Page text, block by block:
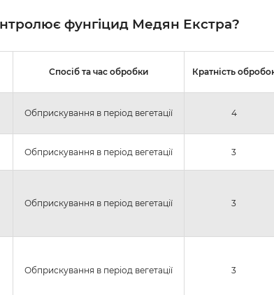
фунгіцид Медян Екстра?
Спосіб та час обробки Кратність
Обприскування в період вегетації 4
Обприскування в період вегетації 3
Обприскування в період вегетації 3
Обприскування в період вегетації 3